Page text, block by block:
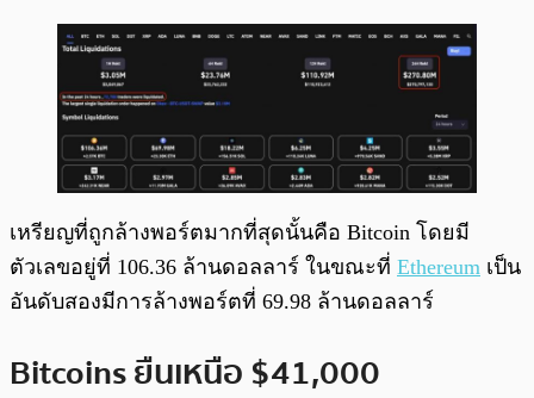
เหรียญที่ถูกล้างพอร์ตมากที่สุดนั้นคือ Bitcoin โดยมี
ตัวเลขอยู่ที่ 106.36 ล้านดอลลาร์ ในขณะที่ Ethereum เป็น
อันดับสองมีการล้างพอร์ตที่ 69.98 ล้านดอลลาร์
Bitcoins ยืนเหนือ $41,000